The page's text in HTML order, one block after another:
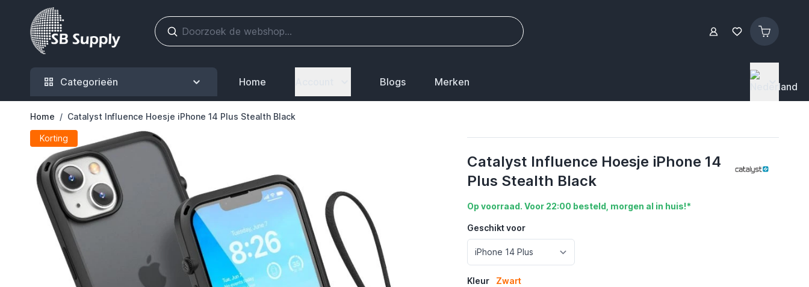
Ga naar de inhoud
Categorieën Home Blogs Merken
Home / Catalyst Influence Hoesje iPhone 14 Plus Stealth Black
Korting
Catalyst Influence Hoesje iPhone 14
Plus Stealth Black
Op voorraad. Voor 22:00 besteld, morgen al in huis!*
Geschikt voor
Kleur Zwart